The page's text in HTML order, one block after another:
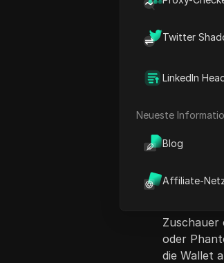
Twitter
LinkedIn
Neueste
Blog
Affiliate-
Dieses
offiziellen
führt das
Zuschauer
oder
die Wallet